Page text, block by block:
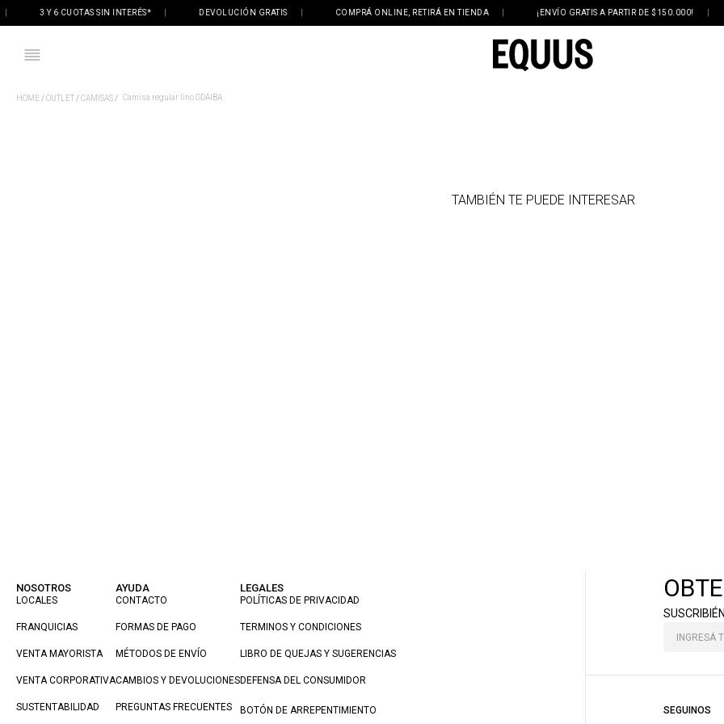
3 Y 6 CUOTAS SIN INTERÉS* DEVOLUCIÓN GRATIS COMPRÁ ONLINE, RETIRÁ EN TIENDA ¡ENVÍO GRATIS A PARTIR DE $150.000!
OUTLET CAMISAS Camisa regular lino ODAIBA
TAMBIÉN TE PUEDE INTERESAR
NOSOTROS
LOCALES
FRANQUICIAS
VENTA MAYORISTA
VENTA CORPORATIVA
SUSTENTABILIDAD
AYUDA
CONTACTO
FORMAS DE PAGO
MÉTODOS DE ENVÍO
CAMBIOS Y DEVOLUCIONES
PREGUNTAS FRECUENTES
LEGALES
POLÍTICAS DE PRIVACIDAD
TERMINOS Y CONDICIONES
LIBRO DE QUEJAS Y SUGERENCIAS
DEFENSA DEL CONSUMIDOR
BOTÓN DE ARREPENTIMIENTO SEGUINOS